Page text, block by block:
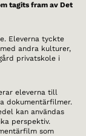
tagits fram av Det
Eleverna tyckte
andra kulturer,
privatskole i
eleverna till
dokumentärfilmer.
kan användas
perspektiv.
som